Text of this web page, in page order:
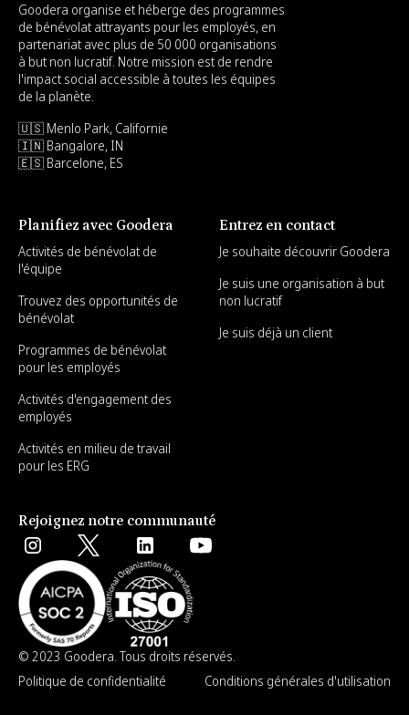
Goodera organise et héberge des programmes
de bénévolat attrayants pour les employés, en
partenariat avec plus de 50 000 organisations
à but non lucratif. Notre mission est de rendre
l'impact social accessible à toutes les équipes
de la planète.
🇺🇸 Menlo Park, Californie
🇮🇳 Bangalore, IN
🇪🇸 Barcelone, ES
Planifiez avec Goodera
Activités de bénévolat de
l'équipe
Trouvez des opportunités de
bénévolat
Programmes de bénévolat
pour les employés
Activités d'engagement des
employés
Activités en milieu de travail
pour les ERG
Entrez en contact
Je souhaite découvrir Goodera
Je suis une organisation à but
non lucratif
Je suis déjà un client
Rejoignez notre communauté
© 2023 Goodera. Tous droits réservés.
Politique de confidentialité
Conditions générales d'utilisation